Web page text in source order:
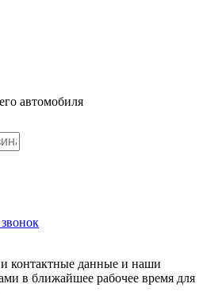
автомобиля
звонок
контактные данные и наши
в ближайшее рабочее время для